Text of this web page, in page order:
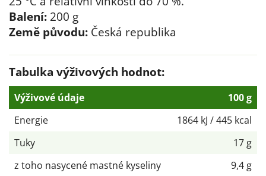
Balení: 200 g
Země původu: Česká republika
Tabulka výživových hodnot:
Výživové údaje
100 g
Energie
1864 kJ / 445 kcal
Tuky
17 g
z toho nasycené mastné kyseliny
9,4 g